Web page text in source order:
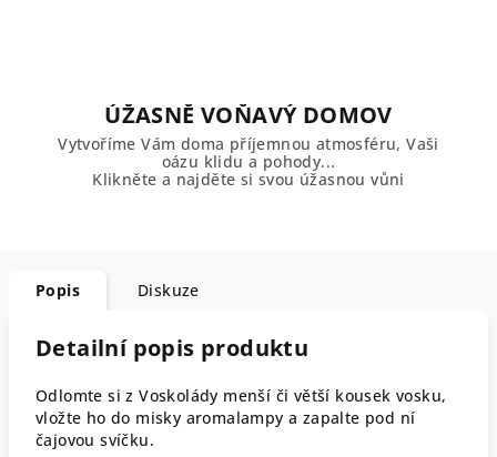
ÚŽASNĚ VOŇAVÝ DOMOV
Vytvoříme Vám doma příjemnou atmosféru, Vaši
oázu klidu a pohody...
Klikněte a najděte si svou úžasnou vůni
Popis Diskuze
Detailní popis produktu
Odlomte si z Voskolády menší či větší kousek vosku,
vložte ho do misky aromalampy a zapalte pod ní
čajovou svíčku.